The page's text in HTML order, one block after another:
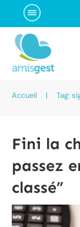
Accueil | Tag:
Fini la
passez
classé”